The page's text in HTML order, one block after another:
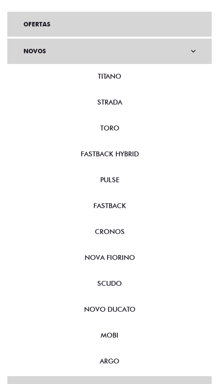
OFERTAS
NOVOS
TITANO
STRADA
TORO
FASTBACK HYBRID
PULSE
FASTBACK
CRONOS
NOVA FIORINO
SCUDO
NOVO DUCATO
MOBI
ARGO